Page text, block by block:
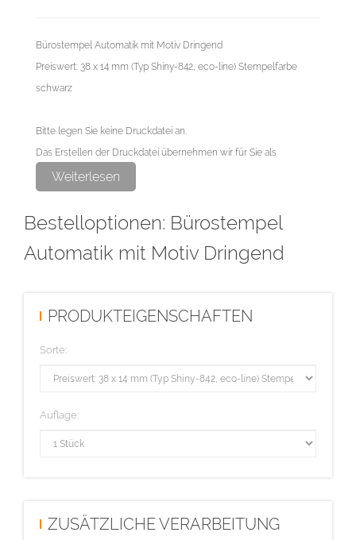
Bürostempel Automatik mit Motiv Dringend
Preiswert: 38 x 14 mm (Typ Shiny-842, eco-line) Stempelfarbe
schwarz
Bitte legen Sie keine Druckdatei an.
Das Erstellen der Druckdatei übernehmen wir für Sie als
exklusiven Service.
Weiterlesen
Bestelloptionen: Bürostempel
Automatik mit Motiv Dringend
PRODUKTEIGENSCHAFTEN
Sorte:
Auflage:
ZUSÄTZLICHE VERARBEITUNG